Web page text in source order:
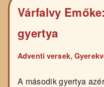
Várfalvy
gyertya
Adventi versek,
A második gyertya